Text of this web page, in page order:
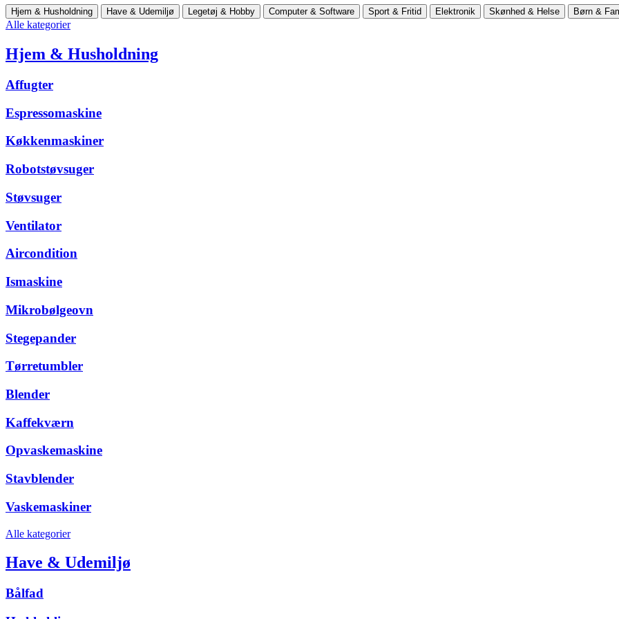
Hjem & Husholdning Have & Udemiljø Legetøj & Hobby Computer & Software Sport & Fritid Elektronik Skønhed & Helse Børn &
Alle kategorier
Hjem & Husholdning
Affugter
Espressomaskine
Køkkenmaskiner
Robotstøvsuger
Støvsuger
Ventilator
Aircondition
Ismaskine
Mikrobølgeovn
Stegepander
Tørretumbler
Blender
Kaffekværn
Opvaskemaskine
Stavblender
Vaskemaskiner
Alle kategorier
Have & Udemiljø
Bålfad